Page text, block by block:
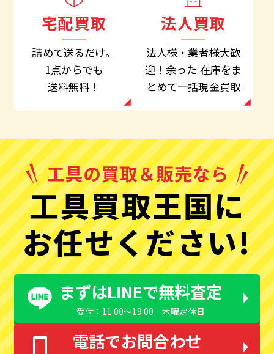
宅配買取
詰めて送るだけ。
1点からでも
送料無料！
法人買取
法人様・業者様大歓
迎！余った 在庫をま
とめて一括現金買取
工具買取王国に
お任せください!
まずはLINEで無料査定
受付：11:00〜19:00 木曜定休日
電話でお問合わせ